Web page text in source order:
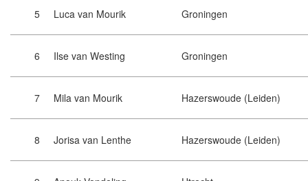
5 Luca van Mourik Groningen
6 Ilse van Westing Groningen
7 Mila van Mourik Hazerswoude (Leiden)
8 Jorisa van Lenthe Hazerswoude (Leiden)